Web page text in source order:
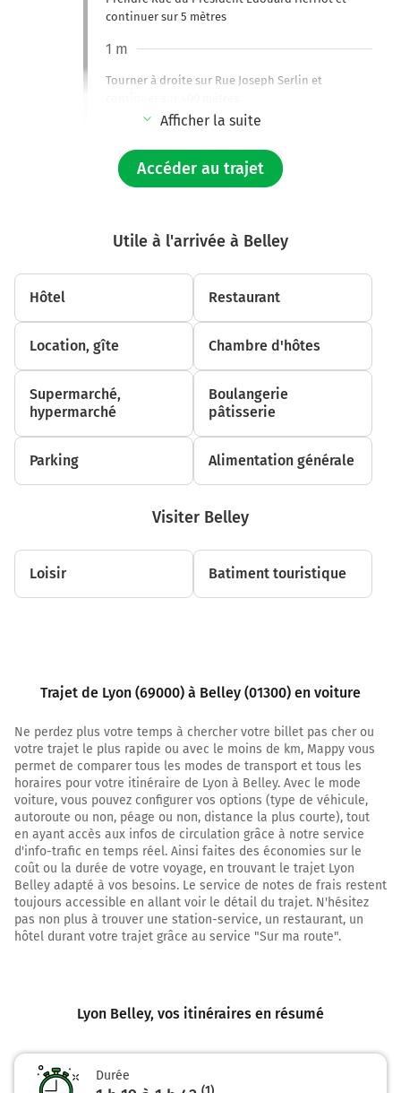
continuer sur 5 mètres
Tourner à droite sur Rue Joseph Serlin et
1 m
Continuer Quai André Lassagne sur 170 mètres
Lassagne) et continuer sur 4,2 kilomètres
Continuer Boulevard Périphérique sur 7,7
kilomètres
Boulevard Laurent Bonnevay
Boulevard Laurent Bonnevay
porte des Essarts
Prendre à droite et rejoindre A43. Continuer sur
90 mètres
A43
GRENOBLE
CHAMBÉRY
SAINT-EXUPÉRY
Continuer et rejoindre A43 E711. Continuer sur 40
GRENOBLE
SAINT-EXUPÉRY
Boulevard Laurent Bonnevay
13,1 km
Afficher la suite
Accéder au trajet
Utile à l'arrivée à Belley
Hôtel Restaurant
Location, gîte Chambre d'hôtes
Supermarché,
hypermarché
Boulangerie
pâtisserie
Parking Alimentation générale
Visiter Belley
Loisir Batiment touristique
Trajet de Lyon (69000) à Belley (01300) en voiture
Ne perdez plus votre temps à chercher votre billet pas cher ou
votre trajet le plus rapide ou avec le moins de km, Mappy vous
permet de comparer tous les modes de transport et tous les
horaires pour votre itinéraire de Lyon à Belley. Avec le mode
voiture, vous pouvez configurer vos options (type de véhicule,
autoroute ou non, péage ou non, distance la plus courte), tout
en ayant accès aux infos de circulation grâce à notre service
d'info-trafic en temps réel. Ainsi faites des économies sur le
coût ou la durée de votre voyage, en trouvant le trajet Lyon
Belley adapté à vos besoins. Le service de notes de frais restent
toujours accessible en allant voir le détail du trajet. N'hésitez
pas non plus à trouver une station-service, un restaurant, un
hôtel durant votre trajet grâce au service "Sur ma route".
Lyon Belley, vos itinéraires en résumé
Durée